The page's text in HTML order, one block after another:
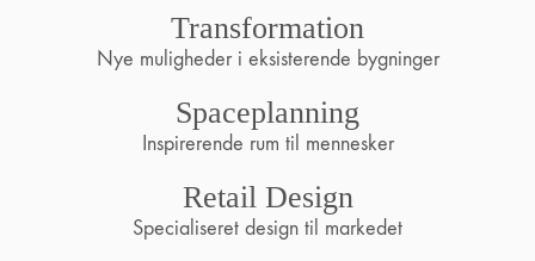
Transformation
Nye muligheder i eksisterende bygninger
Spaceplanning
Inspirerende rum til mennesker
Retail Design
Specialiseret design til markedet